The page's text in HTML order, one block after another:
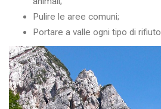
Pulire le aree comuni;
Portare a valle ogni tipo di rifiuto